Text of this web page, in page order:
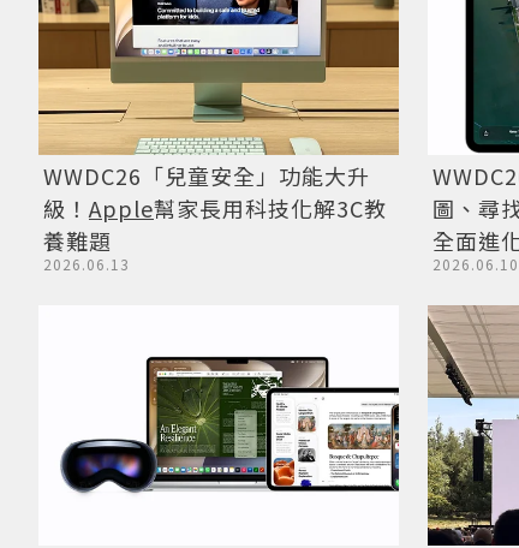
WWDC26「兒童安全」功能大升
級！ Apple幫家長用科技化解3C教
養難題
2026.06.13
圖、尋
全面進
2026.06.10